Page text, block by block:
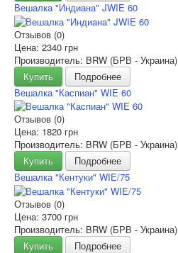
Вешалка "Индиана" JWIE 60
Отзывов (0)
Цена: 2340 грн
Производитель: BRW (БРВ - Украина)
Купить
Подробнее
Вешалка "Каспиан" WIE 60
Отзывов (0)
Цена: 1820 грн
Производитель: BRW (БРВ - Украина)
Купить
Подробнее
Вешалка "Кентуки" WIE/75
Отзывов (0)
Цена: 3700 грн
Производитель: BRW (БРВ - Украина)
Купить
Подробнее